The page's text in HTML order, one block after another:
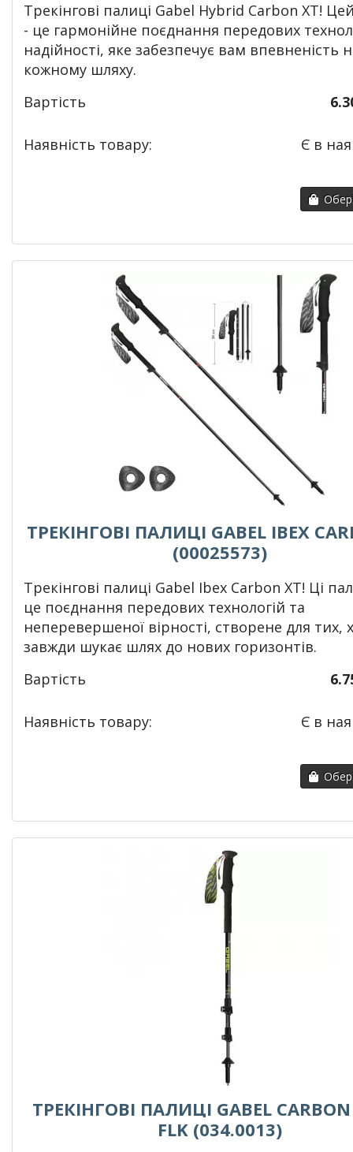
Трекінгові палиці Gabel Hybrid Carbon XT!
- це гармонійне поєднання передових
надійності, яке забезпечує вам впевненість
кожному шляху.
Вартість
Наявність товару: Є в
ТРЕКІНГОВІ ПАЛИЦІ GABEL IBEX
(00025573)
Трекінгові палиці Gabel Ibex Carbon XT! Ці
це поєднання передових технологій та
неперевершеної вірності, створене для тих,
завжди шукає шлях до нових горизонтів.
Вартість
Наявність товару: Є в
ТРЕКІНГОВІ ПАЛИЦІ GABEL CARBON
FLK (034.0013)